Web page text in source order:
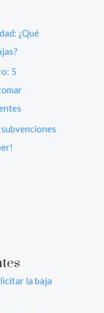
¿Qué
5
la baja